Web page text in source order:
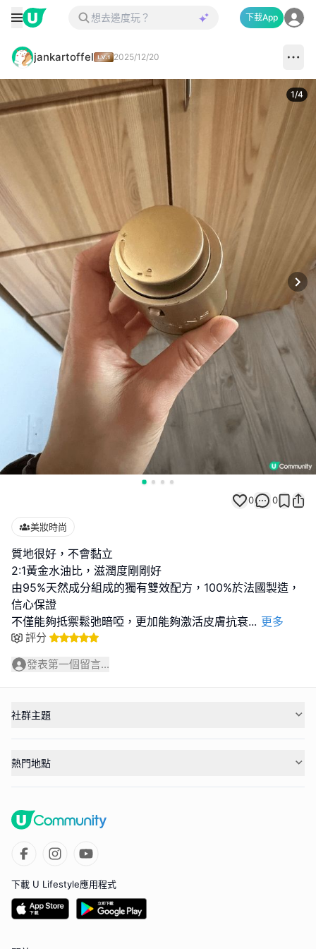
下載App
jankartoffel 2025/12/20
1/4
0 0
美妝時尚
質地很好，不會黏立
2:1黃金水油比，滋潤度剛剛好
由95%天然成分組成的獨有雙效配方，100%於法國製造，
信心保證
不僅能夠抵禦鬆弛暗啞，更加能夠激活皮膚抗衰... 更多
評分
發表第一個留言...
社群主題
熱門地點
下載 U Lifestyle應用程式